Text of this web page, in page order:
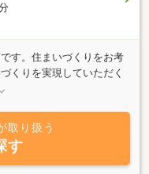
す。住まいづくりをお考
くりを実現していただく
ランナー、土地建物取引
から工務店まで約５０社
」を通じて建築会社をお
の要望・予算に合わせ複
レゼンテーションをして
取り扱う
す